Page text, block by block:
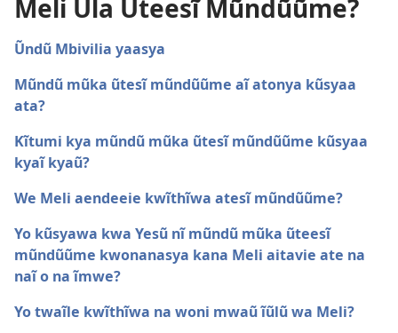
Meli Ũla Ũteesĩ Mũndũũme?
Ũndũ Mbivilia yaasya
Mũndũ mũka ũtesĩ mũndũũme aĩ atonya kũsyaa
ata?
Kĩtumi kya mũndũ mũka ũtesĩ mũndũũme kũsyaa
kyaĩ kyaũ?
We Meli aendeeie kwĩthĩwa atesĩ mũndũũme?
Yo kũsyawa kwa Yesũ nĩ mũndũ mũka ũteesĩ
mũndũũme kwonanasya kana Meli aitavie ate na
naĩ o na ĩmwe?
Yo twaĩle kwĩthĩwa na woni mwaũ ĩũlũ wa Meli?